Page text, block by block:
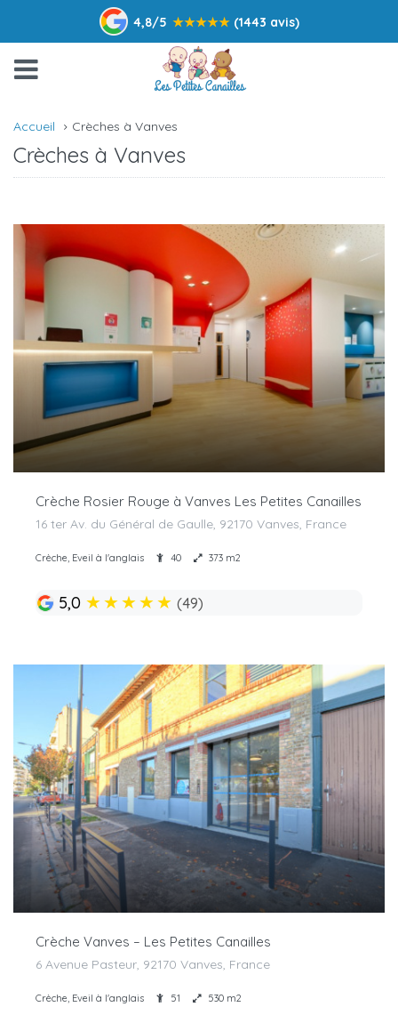
4,8/5 ★★★★★ (1443 avis)
Accueil Crèches à Vanves
Crèches à Vanves
Crèche Rosier Rouge à Vanves Les Petites Canailles
16 ter Av. du Général de Gaulle, 92170 Vanves, France
Crèche, Eveil à l'anglais 40 373 m2
5,0 ★★★★★ (49)
Crèche Vanves – Les Petites Canailles
6 Avenue Pasteur, 92170 Vanves, France
Crèche, Eveil à l'anglais 51 530 m2